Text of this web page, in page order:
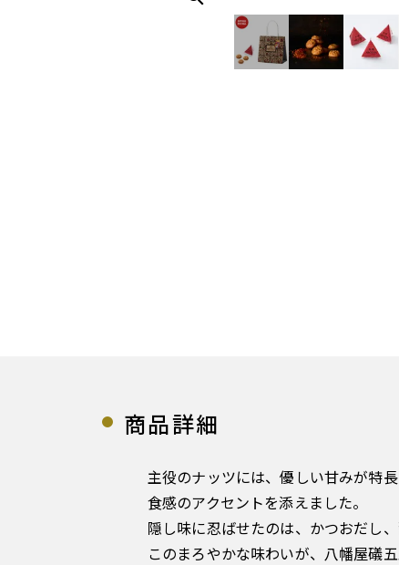
商品詳細
主役のナッツには、優しい甘みが特
食感のアクセントを添えました。
隠し味に忍ばせたのは、かつおだし
このまろやかな味わいが、八幡屋礒